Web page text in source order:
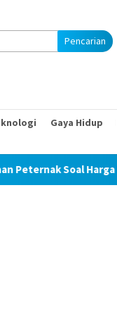
Pencarian
Gaya Hidup
Pakan dan Telur